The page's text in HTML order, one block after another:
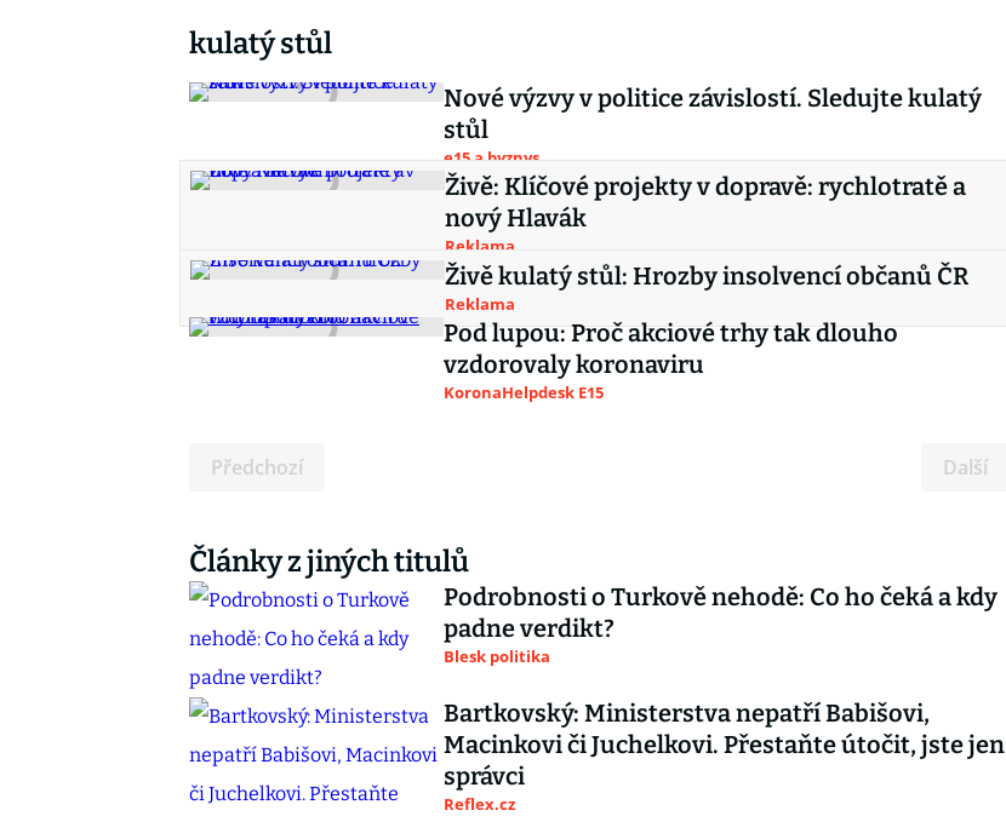
kulatý stůl
Nové výzvy v politice závislostí. Sledujte kulatý
stůl
e15 a byznys
Živě: Klíčové projekty v dopravě: rychlotratě a
nový Hlavák
Reklama
Živě kulatý stůl: Hrozby insolvencí občanů ČR
Reklama
Pod lupou: Proč akciové trhy tak dlouho
vzdorovaly koronaviru
KoronaHelpdesk E15
Předchozí Další
Články z jiných titulů
Podrobnosti o Turkově nehodě: Co ho čeká a kdy
padne verdikt?
Blesk politika
Bartkovský: Ministerstva nepatří Babišovi,
Macinkovi či Juchelkovi. Přestaňte útočit, jste jen
správci
Reflex.cz